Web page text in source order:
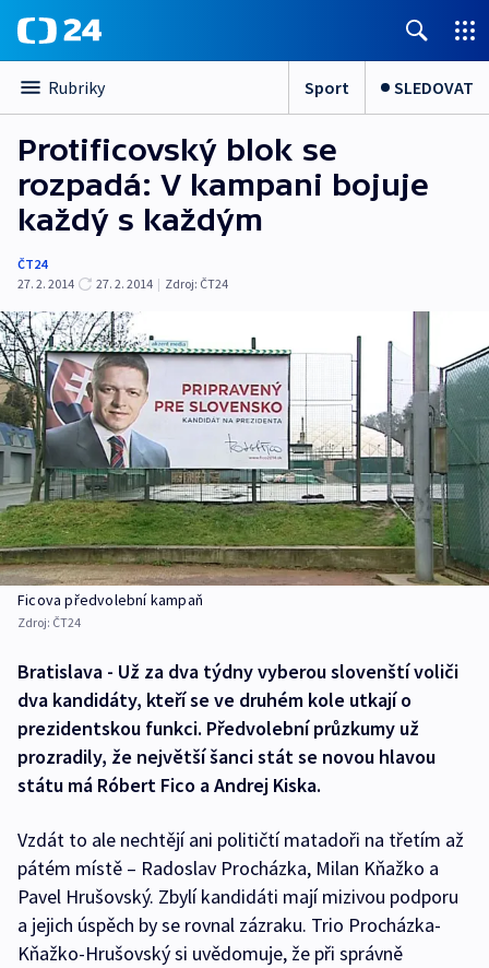
Rubriky Sport SLEDOVAT
Protificovský blok se
rozpadá: V kampani bojuje
každý s každým
ČT24
27. 2. 2014
27. 2. 2014 | Zdroj: ČT24
Ficova předvolební kampaň
Zdroj: ČT24
Bratislava - Už za dva týdny vyberou slovenští voliči
dva kandidáty, kteří se ve druhém kole utkají o
prezidentskou funkci. Předvolební průzkumy už
prozradily, že největší šanci stát se novou hlavou
státu má Róbert Fico a Andrej Kiska.
Vzdát to ale nechtějí ani političtí matadoři na třetím až
pátém místě – Radoslav Procházka, Milan Kňažko a
Pavel Hrušovský. Zbylí kandidáti mají mizivou podporu
a jejich úspěch by se rovnal zázraku. Trio Procházka-
Kňažko-Hrušovský si uvědomuje, že při správně